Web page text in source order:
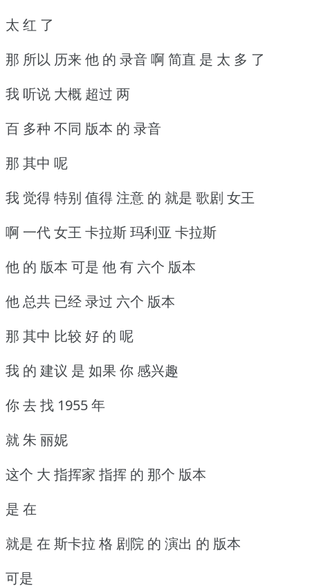
太 红 了
那 所以 历来 他 的 录音 啊 简直 是 太 多 了
我 听说 大概 超过 两
百 多种 不同 版本 的 录音
那 其中 呢
我 觉得 特别 值得 注意 的 就是 歌剧 女王
啊 一代 女王 卡拉斯 玛利亚 卡拉斯
他 的 版本 可是 他 有 六个 版本
他 总共 已经 录过 六个 版本
那 其中 比较 好 的 呢
我 的 建议 是 如果 你 感兴趣
你 去 找 1955 年
就 朱 丽妮
这个 大 指挥家 指挥 的 那个 版本
是 在
就是 在 斯卡拉 格 剧院 的 演出 的 版本
可是